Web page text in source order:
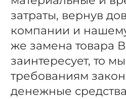
затраты, вернув
компании и
же замена товара
заинтересует, то
требованиям
денежные